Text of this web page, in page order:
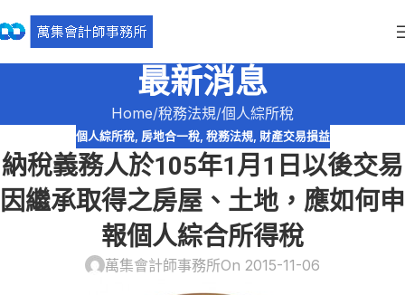
最新消息
Home 稅務法規 個人綜所稅
個人綜所稅, 房地合一稅, 稅務法規, 財產交易損益
納稅義務人於105年1月1日以後交易
因繼承取得之房屋、土地，應如何申
報個人綜合所得稅
萬集會計師事務所On 2015-11-06